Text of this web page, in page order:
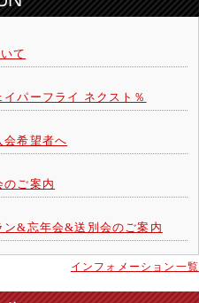
て
パーフライ ネクスト％
会希望者へ
のご案内
ン&忘年会&送別会のご案内
インフォメーション一覧